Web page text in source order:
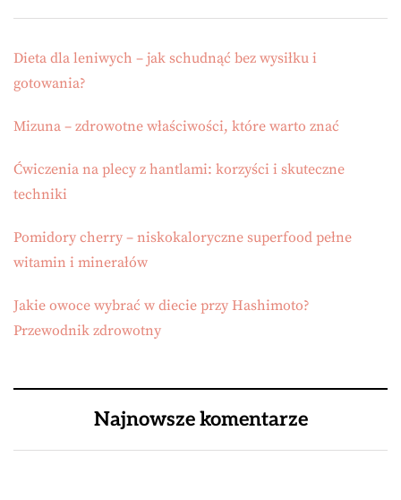
Dieta dla leniwych – jak schudnąć bez wysiłku i
gotowania?
Mizuna – zdrowotne właściwości, które warto znać
Ćwiczenia na plecy z hantlami: korzyści i skuteczne
techniki
Pomidory cherry – niskokaloryczne superfood pełne
witamin i minerałów
Jakie owoce wybrać w diecie przy Hashimoto?
Przewodnik zdrowotny
Najnowsze komentarze